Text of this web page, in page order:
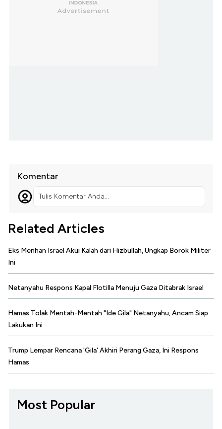
Komentar
Tulis Komentar Anda...
Related Articles
Eks Menhan Israel Akui Kalah dari Hizbullah, Ungkap Borok Militer
Ini
Netanyahu Respons Kapal Flotilla Menuju Gaza Ditabrak Israel
Hamas Tolak Mentah-Mentah "Ide Gila" Netanyahu, Ancam Siap
Lakukan Ini
Trump Lempar Rencana 'Gila' Akhiri Perang Gaza, Ini Respons
Hamas
Most Popular